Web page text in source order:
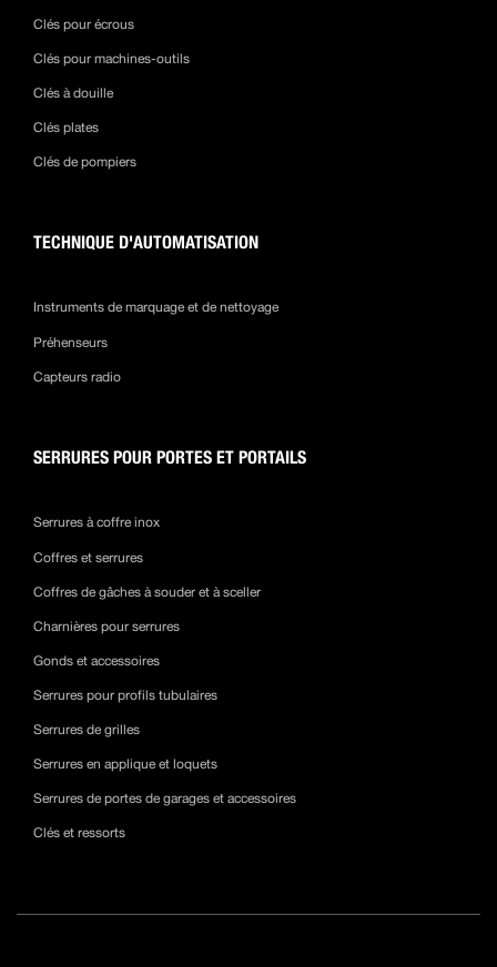
Clés pour écrous
Clés pour machines-outils
Clés à douille
Clés plates
Clés de pompiers
TECHNIQUE D'AUTOMATISATION
Instruments de marquage et de nettoyage
Préhenseurs
Capteurs radio
SERRURES POUR PORTES ET PORTAILS
Serrures à coffre inox
Coffres et serrures
Coffres de gâches à souder et à sceller
Charnières pour serrures
Gonds et accessoires
Serrures pour profils tubulaires
Serrures de grilles
Serrures en applique et loquets
Serrures de portes de garages et accessoires
Clés et ressorts